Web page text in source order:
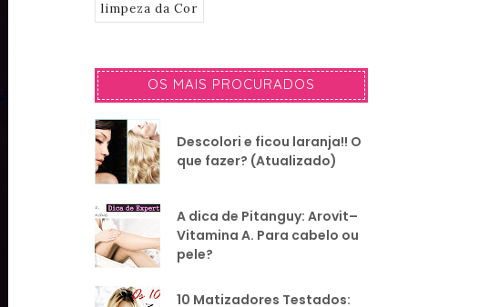
limpeza da Cor
OS MAIS PROCURADOS
Descolori e ficou laranja!! O
que fazer? (Atualizado)
A dica de Pitanguy: Arovit–
Vitamina A. Para cabelo ou
pele?
10 Matizadores Testados: